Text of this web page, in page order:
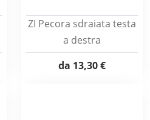
ZI Pecora sdraiata testa
a destra
da 13,30 €